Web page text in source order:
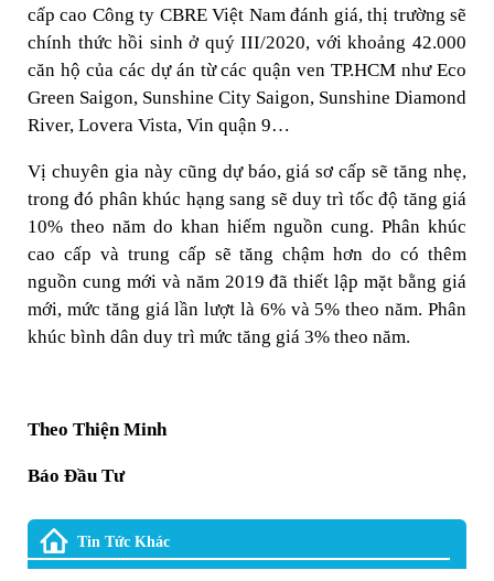
cấp cao Công ty CBRE Việt Nam đánh giá, thị trường sẽ
chính thức hồi sinh ở quý III/2020, với khoảng 42.000
căn hộ của các dự án từ các quận ven TP.HCM như Eco
Green Saigon, Sunshine City Saigon, Sunshine Diamond
River, Lovera Vista, Vin quận 9…
Vị chuyên gia này cũng dự báo, giá sơ cấp sẽ tăng nhẹ,
trong đó phân khúc hạng sang sẽ duy trì tốc độ tăng giá
10% theo năm do khan hiếm nguồn cung. Phân khúc
cao cấp và trung cấp sẽ tăng chậm hơn do có thêm
nguồn cung mới và năm 2019 đã thiết lập mặt bằng giá
mới, mức tăng giá lần lượt là 6% và 5% theo năm. Phân
khúc bình dân duy trì mức tăng giá 3% theo năm.
Theo Thiện Minh
Báo Đầu Tư
Tin Tức Khác